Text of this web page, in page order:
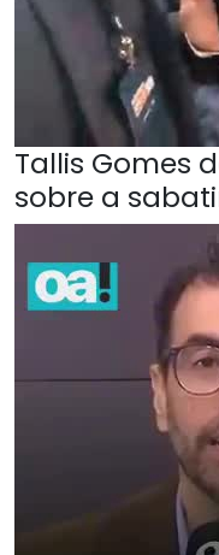
Tallis Gomes
sobre a